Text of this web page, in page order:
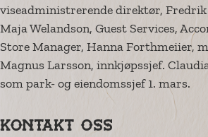
viseadministrerende direktør, Fredrik
Maja Welandson, Guest Services,
Store Manager, Hanna Forthmeiier,
Magnus Larsson, innkjøpssjef.
som park- og eiendomssjef 1. mars.
Kontakt oss